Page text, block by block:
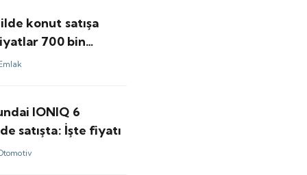
konut satışa
700 bin
IONIQ 6
satışta: İşte fiyatı